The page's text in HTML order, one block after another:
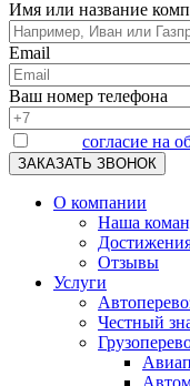
Имя или название
Email
Ваш номер телефона
согласие на
О компании
Наша
Отзывы
Услуги
Честный